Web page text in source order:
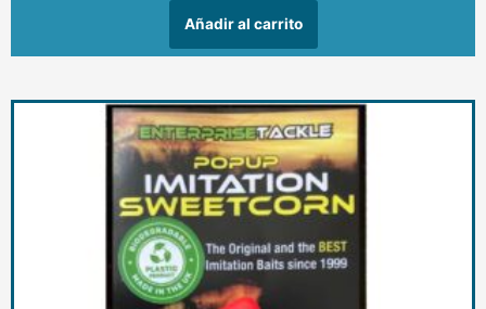
Añadir al carrito